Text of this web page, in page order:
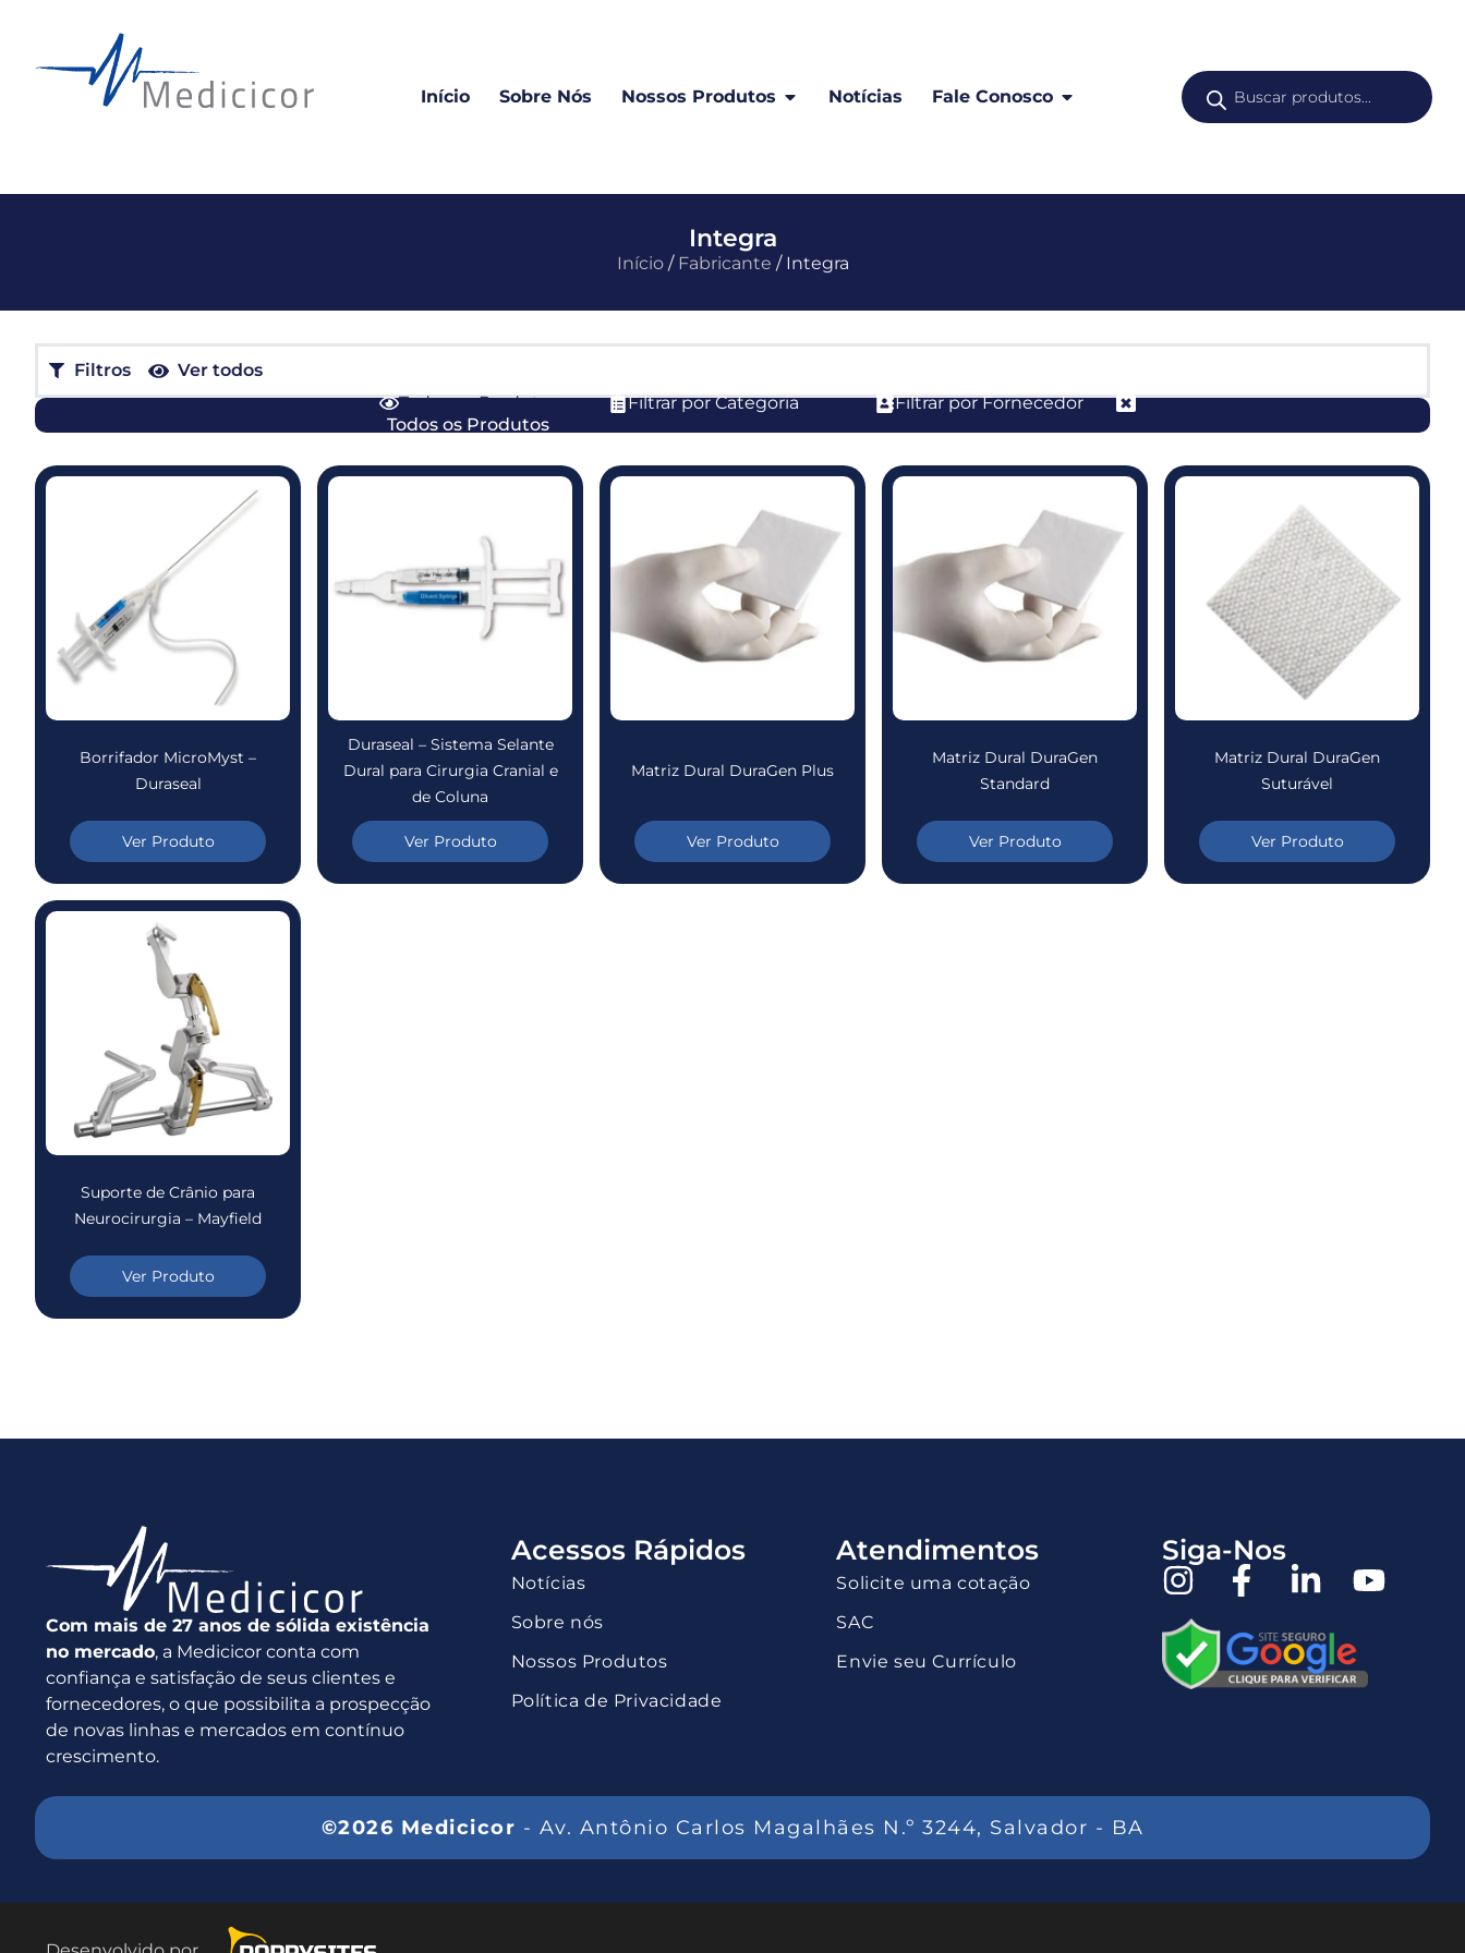
Início Sobre Nós Nossos Produtos Notícias Fale Conosco
Integra
Início/ Fabricante / Integra
Filtros Ver todos
Todos os Produtos
Todos os Produtos Filtrar por Categoria Filtrar por Fornecedor
Borrifador MicroMyst –
Duraseal
Ver Produto
Duraseal – Sistema Selante
Dural para Cirurgia Cranial e
de Coluna
Ver Produto
Matriz Dural DuraGen Plus
Ver Produto
Matriz Dural DuraGen
Standard
Ver Produto
Matriz Dural DuraGen
Suturável
Ver Produto
Suporte de Crânio para
Neurocirurgia – Mayfield
Ver Produto
Com mais de 27 anos de sólida existência
no mercado, a Medicicor conta com
confiança e satisfação de seus clientes e
fornecedores, o que possibilita a prospecção
de novas linhas e mercados em contínuo
crescimento.
Acessos Rápidos
Notícias
Sobre nós
Nossos Produtos
Política de Privacidade
Atendimentos
Solicite uma cotação
SAC
Envie seu Currículo
Siga-Nos
©2026 Medicicor - Av. Antônio Carlos Magalhães N.º 3244, Salvador - BA